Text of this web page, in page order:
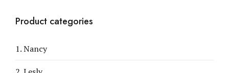
Product categories
1. Nancy